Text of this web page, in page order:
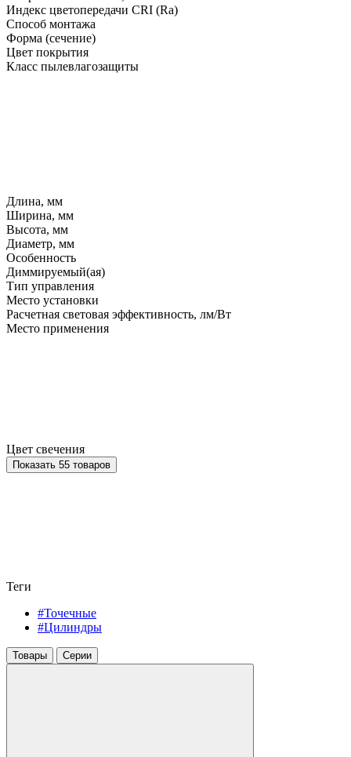
Индекс цветопередачи CRI (Ra)
Способ монтажа
Форма (сечение)
Цвет покрытия
Класс пылевлагозащиты
Длина, мм
Ширина, мм
Высота, мм
Диаметр, мм
Особенность
Диммируемый(ая)
Тип управления
Место установки
Расчетная световая эффективность, лм/Вт
Место применения
Цвет свечения
Показать 55 товаров
Теги
#Точечные
#Цилиндры
Товары Серии